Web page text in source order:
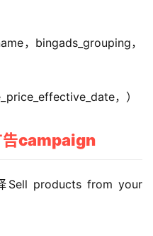
，bingads_grouping，
，）
告campaign
Sell products from your